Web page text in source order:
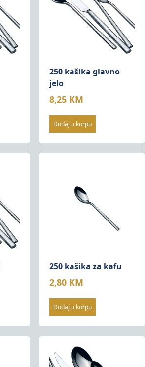
250 kašika glavno
jelo
8,25 KM
Dodaj u korpu
250 kašika za kafu
2,80 KM
Dodaj u korpu